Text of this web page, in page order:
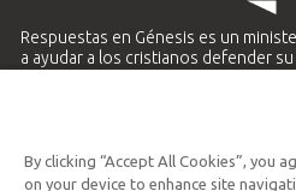
Respuestas en Génesis es un
a ayudar a los cristianos defender
Ministerio
By clicking “Accept All Cookies”, you
on your device to enhance site